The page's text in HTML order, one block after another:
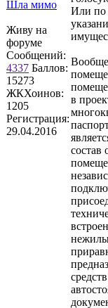
Шла мимо
Живу на
форуме
Сообщений:
4337 Баллов:
15273
ЖКХоинов:
1205
Регистрация:
29.04.2016
Или по
в
состав